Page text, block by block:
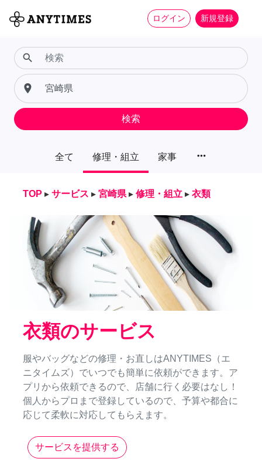
ログイン 新規登録
全て 修理・組立 家事 more_horiz
search
place
検索
TOP ▸ サービス ▸ 宮崎県 ▸ 修理・組立 ▸ 衣類
衣類のサービス
服やバッグなどの修理・お直しはANYTIMES（エ
ニタイムズ）でいつでも簡単に依頼ができます。ア
プリから依頼できるので、店舗に行く必要はなし！
個人からプロまで登録しているので、予算や都合に
応じて柔軟に対応してもらえます。
サービスを提供する